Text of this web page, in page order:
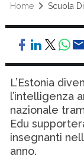
Home Scuola
L’Estonia
l’intelligenza
nazionale
Edu
insegnanti
anno.